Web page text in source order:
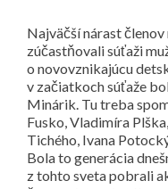
Najväčší nárast
zúčastňovali súťaži
o novovznikajúcu
v začiatkoch súťaže
Minárik. Tu treba
Fusko, Vladimíra
Tichého, Ivana
Bola to generácia
z tohto sveta pobrali